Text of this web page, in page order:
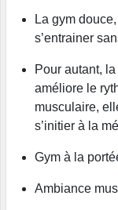
La gym
s’entrainer
Pour autant,
améliore le
musculaire,
s’initier à la
Gym à la
Ambiance